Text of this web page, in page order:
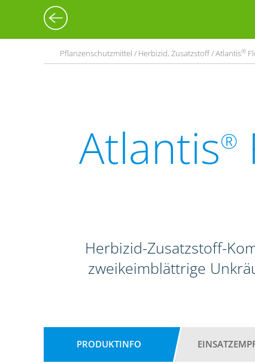
Pflanzenschutzmittel / Herbizid, Zusatzstoff / Atlantis®
Atlantis®
Herbizid-Zusatzstoff-
zweikeimblättrige
PRODUKTINFO